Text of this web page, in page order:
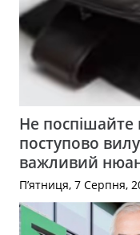
Не поспішайте
поступово
важливий
П’ятниця, 7 Серпня,